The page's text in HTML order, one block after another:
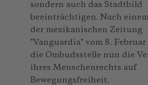
sondern auch das Stadtbild
beeinträchtigen. Nach
der mexikanischen Zeitung
"Vanguardia" vom 8.
die Ombudsstelle nun die
ihres Menschenrechts auf
Bewegungsfreiheit.